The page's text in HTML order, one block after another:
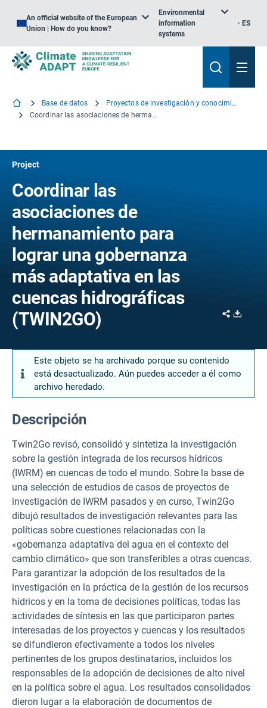
An official website of the European
Union | How do you know?
Environmental
information
systems
ES
Base de datos
Proyectos de investigación y conocimiento
Coordinar las asociaciones de hermanamiento para lograr una gobernanza más adaptativa en las cuencas hidrográficas
Project
Coordinar las
asociaciones de
hermanamiento para
lograr una gobernanza
más adaptativa en las
cuencas hidrográficas
(TWIN2GO)
Share
Este objeto se ha archivado porque su contenido
está desactualizado. Aún puedes acceder a él como
archivo heredado.
Descripción
Twin2Go revisó, consolidó y sintetiza la investigación
sobre la gestión integrada de los recursos hídricos
(IWRM) en cuencas de todo el mundo. Sobre la base de
una selección de estudios de casos de proyectos de
investigación de IWRM pasados y en curso, Twin2Go
dibujó resultados de investigación relevantes para las
políticas sobre cuestiones relacionadas con la
«gobernanza adaptativa del agua en el contexto del
cambio climático» que son transferibles a otras cuencas.
Para garantizar la adopción de los resultados de la
investigación en la práctica de la gestión de los recursos
hídricos y en la toma de decisiones políticas, todas las
actividades de síntesis en las que participaron partes
interesadas de los proyectos y cuencas y los resultados
se difundieron efectivamente a todos los niveles
pertinentes de los grupos destinatarios, incluidos los
responsables de la adopción de decisiones de alto nivel
en la política sobre el agua. Los resultados consolidados
dieron lugar a la elaboración de documentos de